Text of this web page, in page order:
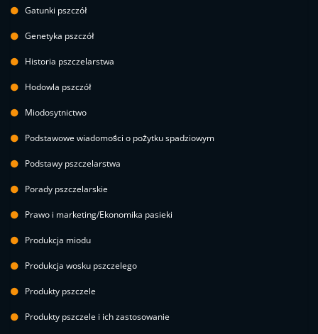
Gatunki pszczół
Genetyka pszczół
Historia pszczelarstwa
Hodowla pszczół
Miodosytnictwo
Podstawowe wiadomości o pożytku spadziowym
Podstawy pszczelarstwa
Porady pszczelarskie
Prawo i marketing/Ekonomika pasieki
Produkcja miodu
Produkcja wosku pszczelego
Produkty pszczele
Produkty pszczele i ich zastosowanie